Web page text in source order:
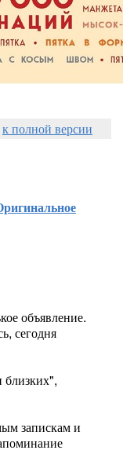
к полной версии
объявление.
сегодня
запискам и